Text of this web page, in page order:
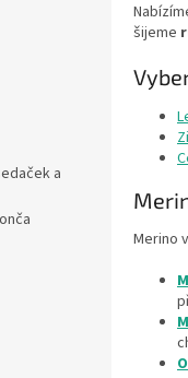
a
šijeme
Merino